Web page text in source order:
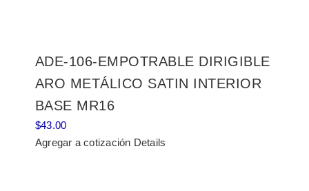
ADE-106-EMPOTRABLE DIRIGIBLE
ARO METÁLICO SATIN INTERIOR
BASE MR16
$43.00
Agregar a cotización Details